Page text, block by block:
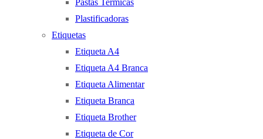
Pastas Termicas
Plastificadoras
Etiquetas
Etiqueta A4
Etiqueta A4 Branca
Etiqueta Alimentar
Etiqueta Branca
Etiqueta Brother
Etiqueta de Cor